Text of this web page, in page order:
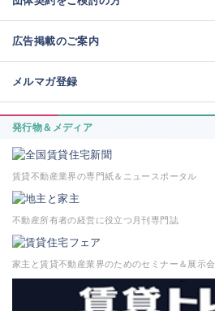
広告掲載のご案内
メルマガ登録
発行物＆メディア
賃貸不動産業界の専門紙＆ニュースポータル
不動産所有者の経営に役立つ月刊専門誌
家主と賃貸不動産業界のためのセミナー＆展示会